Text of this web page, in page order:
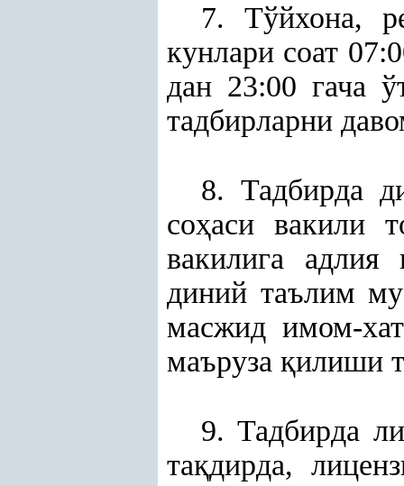
7. Тўйхона,
кунлари соат
дан 23:00 гача
тадбирларни
8. Тадбирда
соҳаси вакили
вакилига адлия
диний таълим
масжид имом-
маъруза қилиши
9. Тадбирда
тақдирда,